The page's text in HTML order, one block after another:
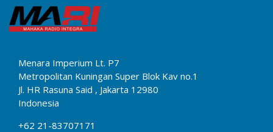
Menara Imperium Lt. P7
Metropolitan Kuningan Super Blok Kav no.1
Jl. HR Rasuna Said , Jakarta 12980
Indonesia
+62 21-83707171